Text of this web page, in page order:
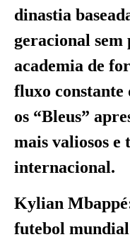
dinastia
geracional sem
academia de
fluxo constante
os “Bleus”
mais valiosos e
internacional.
Kylian
futebol mundial